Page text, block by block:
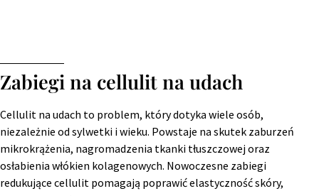
Zabiegi na cellulit na udach
Cellulit na udach to problem, który dotyka wiele osób,
niezależnie od sylwetki i wieku. Powstaje na skutek zaburzeń
mikrokrążenia, nagromadzenia tkanki tłuszczowej oraz
osłabienia włókien kolagenowych. Nowoczesne zabiegi
redukujące cellulit pomagają poprawić elastyczność skóry,